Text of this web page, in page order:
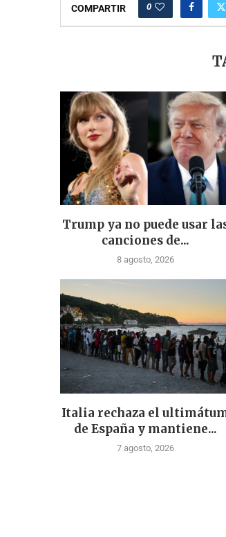
COMPARTIR 0
Trump ya no puede usar
canciones de...
8 agosto, 2026
Italia rechaza el
de España y mantiene...
7 agosto, 2026